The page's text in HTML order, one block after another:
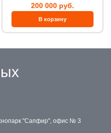
200 000 руб.
"Сапфир", офис № 3